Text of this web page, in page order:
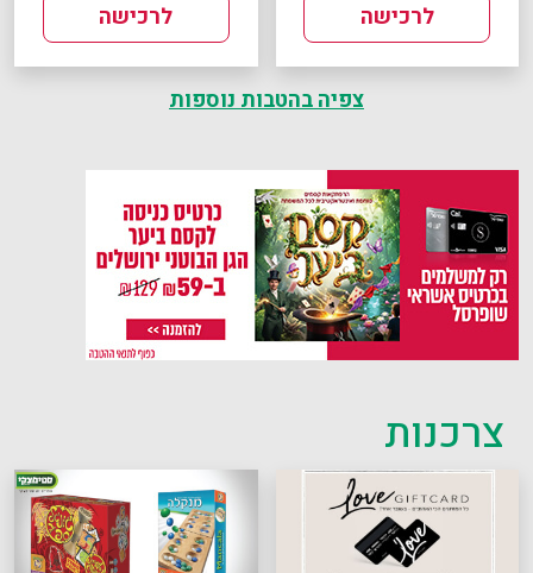
לרכישה לרכישה
צפיה בהטבות נוספות
צרכנות